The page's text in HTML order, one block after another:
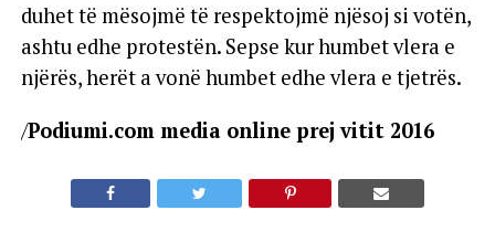
duhet të mësojmë të respektojmë njësoj si votën,
ashtu edhe protestën. Sepse kur humbet vlera e
njërës, herët a vonë humbet edhe vlera e tjetrës.
/Podiumi.com media online prej vitit 2016